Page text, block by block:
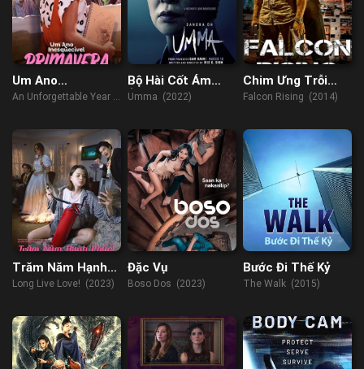
Um Ano
Inesquecível –
An Unforgettable Year –
Bộ Hài Cốt Ám
Ảnh
Umma (2022)
Chim Ưng Trỗi
Dậy
Falcon Rising (2014)
Trăm Năm Hạnh
Phúc!
Long Live Love! (2023)
Đặc Vụ
Boso Dos (2023)
Bước Đi Thế Kỷ
The Walk (2015)